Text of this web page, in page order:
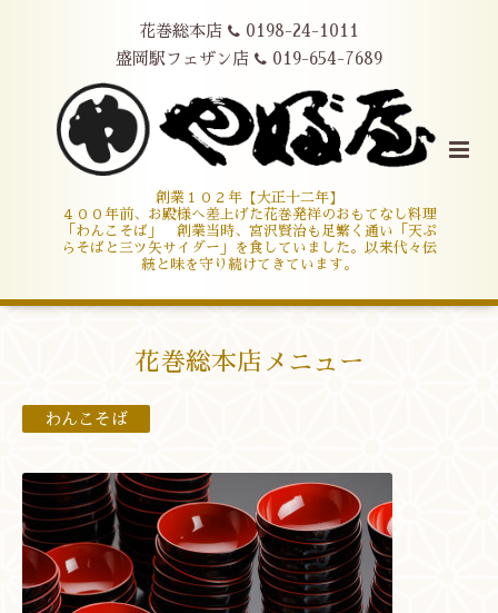
花巻総本店
0198-24-1011
盛岡駅フェザン店
019-654-7689
創業１０２年【大正十二年】
４００年前、お殿様へ差上げた花巻発祥のおもてなし料理
「わんこそば」 創業当時、宮沢賢治も足繁く通い「天ぷ
らそばと三ツ矢サイダー」を食していました。以来代々伝
統と味を守り続けてきています。
花巻総本店メニュー
わんこそば